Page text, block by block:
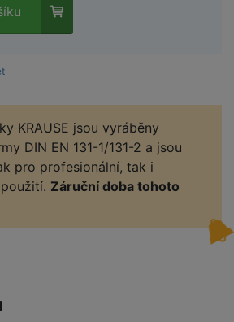
KRAUSE jsou vyráběny
DIN EN 131-1/131-2 a jsou
pro profesionální, tak i
Záruční doba tohoto